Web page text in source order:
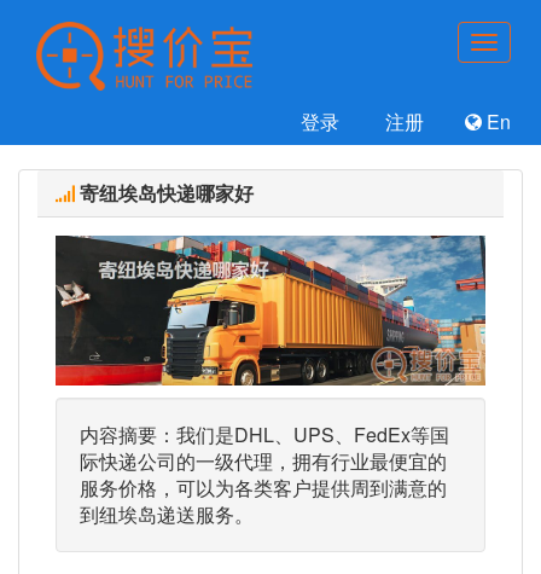
登录 注册 En
寄纽埃岛快递哪家好
内容摘要：我们是DHL、UPS、FedEx等国
际快递公司的一级代理，拥有行业最便宜的
服务价格，可以为各类客户提供周到满意的
到纽埃岛递送服务。